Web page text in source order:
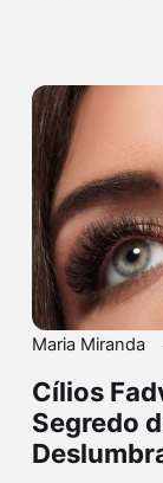
Maria Miranda
Cílios
Segredo